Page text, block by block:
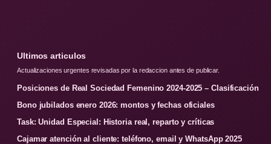
Ultimos articulos
Actualizaciones urgentes revisadas por la redaccion antes de publicar.
Posiciones de Real Sociedad Femenino 2024-2025 – Clasificación
Bono jubilados enero 2026: montos y fechas oficiales
Task: Unidad Especial: Historia real, reparto y críticas
Cajamar atención al cliente: teléfono, email y WhatsApp 2025